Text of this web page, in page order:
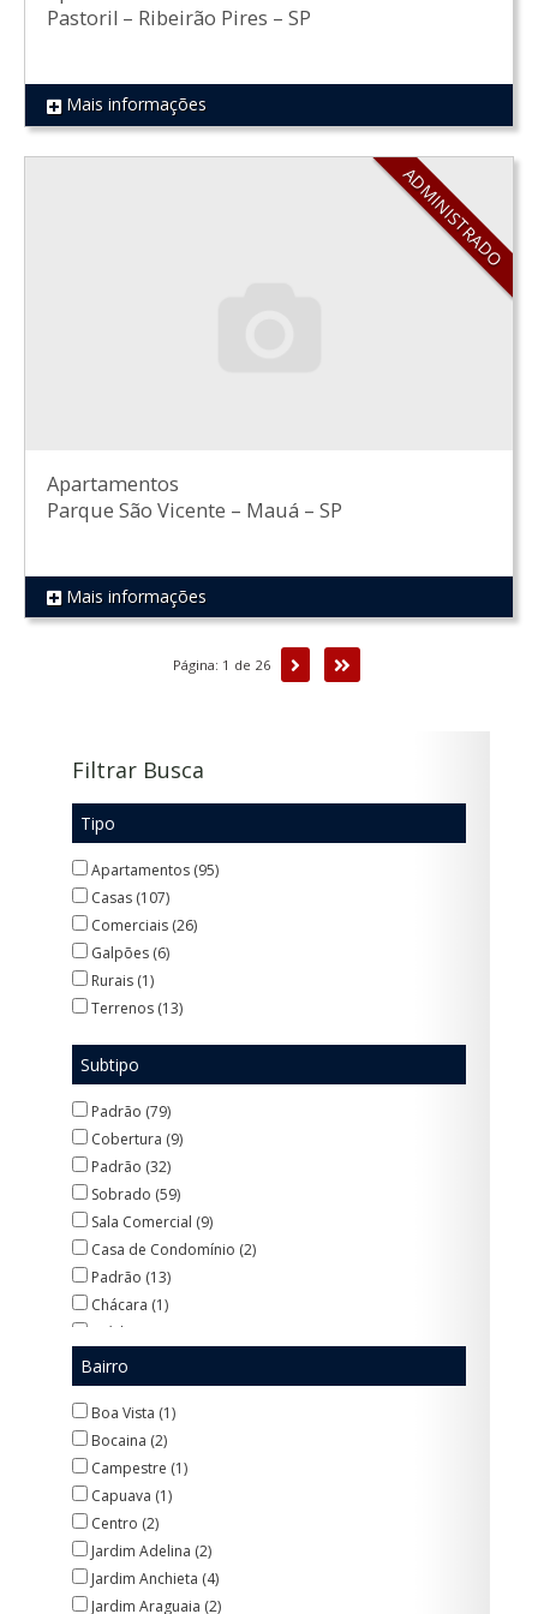
REF 557
Pastoril – Ribeirão Pires – SP
Mais informações
ADMINISTRADO
REF 560
Apartamentos
Parque São Vicente – Mauá – SP
Mais informações
Página: 1 de 26 PróximaÚltima
Filtrar Busca
Tipo
Apartamentos (95)
Casas (107)
Comerciais (26)
Galpões (6)
Rurais (1)
Terrenos (13)
Subtipo
Padrão (79)
Cobertura (9)
Padrão (32)
Sobrado (59)
Sala Comercial (9)
Casa de Condomínio (2)
Padrão (13)
Chácara (1)
Prédio Inteiro (1)
Casa de Vila (3)
Padrão (6)
Sobrado de Condomínio (7)
Salão (10)
Prédio (6)
Assobradada (2)
Bairro
Boa Vista (1)
Bocaina (2)
Campestre (1)
Capuava (1)
Centro (2)
Jardim Adelina (2)
Jardim Anchieta (4)
Jardim Araguaia (2)